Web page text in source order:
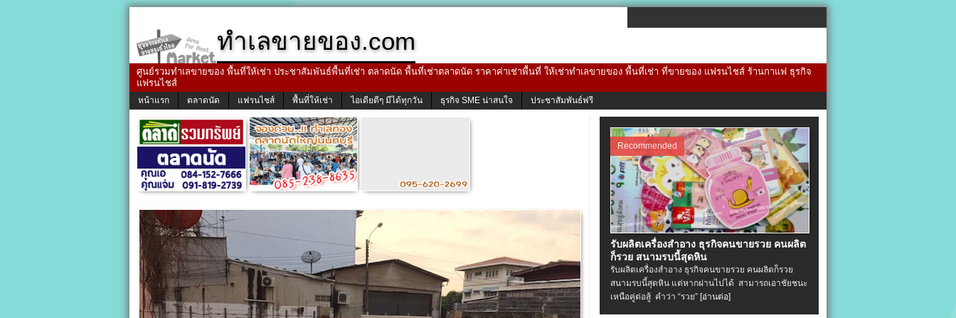
ทำเลขายของ.com
ศูนย์รวมทำเลขายของ พื้นที่ให้เช่า ประชาสัมพันธ์พื้นที่เช่า ตลาดนัด พื้นที่เช่าตลาดนัด ราคาค่าเช่าพื้นที่ ให้เช่าทำเลขายของ พื้นที่เช่า ที่ขายของ แฟรนไชส์ ร้านกาแฟ ธุรกิจ
แฟรนไชส์
หน้าแรก ตลาดนัด แฟรนไชส์ พื้นที่ให้เช่า ไอเดียดีๆ มีได้ทุกวัน ธุรกิจ SME น่าสนใจ ประชาสัมพันธ์ฟรี
Recommended
รับผลิตเครื่องสําอาง ธุรกิจคนขายรวย คนผลิต
ก็รวย สนามรบนี้สุดหิน
รับผลิตเครื่องสําอาง ธุรกิจคนขายรวย คนผลิตก็รวย
สนามรบนี้สุดหิน แต่หากผ่านไปได้ สามารถเอาชัยชนะ
เหนือคู่ต่อสู้ คำว่า “รวย” [อ่านต่อ]